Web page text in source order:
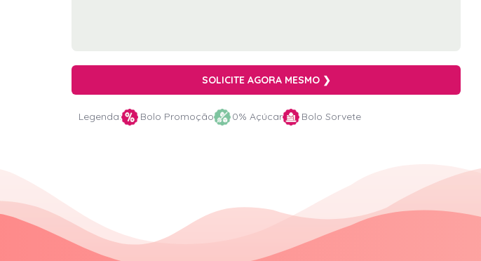
SOLICITE AGORA MESMO ❯
Legenda: Bolo Promoção 0% Açúcar Bolo Sorvete